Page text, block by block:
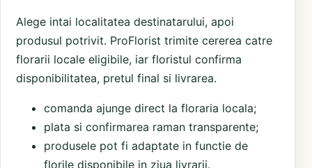
Alege intai localitatea destinatarului, apoi
produsul potrivit. ProFlorist trimite cererea catre
florarii locale eligibile, iar floristul confirma
disponibilitatea, pretul final si livrarea.
comanda ajunge direct la floraria locala;
plata si confirmarea raman transparente;
produsele pot fi adaptate in functie de
florile disponibile in ziua livrarii.